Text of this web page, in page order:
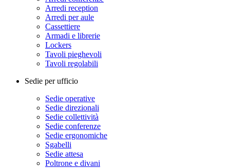
Arredi reception
Arredi per aule
Cassettiere
Armadi e librerie
Lockers
Tavoli pieghevoli
Tavoli regolabili
Sedie per ufficio
Sedie operative
Sedie direzionali
Sedie collettività
Sedie conferenze
Sedie ergonomiche
Sgabelli
Sedie attesa
Poltrone e divani